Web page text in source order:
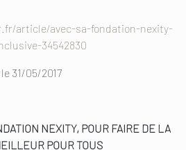
article/avec-sa-fondation-nexity-
34542830
le 31/05/2017
NEXITY, POUR FAIRE DE LA
POUR TOUS